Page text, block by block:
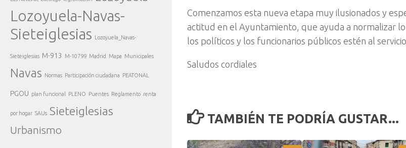
Comenzamos esta nueva etapa muy ilusionados y
actitud en el Ayuntamiento, que ayuda a normalizar
los políticos y los funcionarios públicos estén al
Saludos cordiales
TAMBIÉN TE PODRÍA GUSTAR...
Lozoyuela-Navas-
Sieteiglesias Lozoyuela_Navas-
Sieteiglesias M-913 M-10799 Madrid Mapa Municipales
Navas Normas Participación ciudadana PEATONAL
PGOU plan funcional PLENO Puentes Reglamento renta
por hogar SAUs Sieteiglesias
Urbanismo